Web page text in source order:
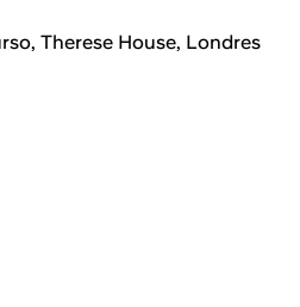
Therese House, Londres